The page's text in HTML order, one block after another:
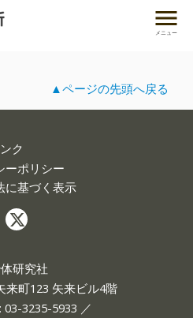
メニュー
▲ページの先頭へ戻る
ク
ーポリシー
に基づく表示
体研究社
町123 矢来ビル4階
03-3235-5933 ／